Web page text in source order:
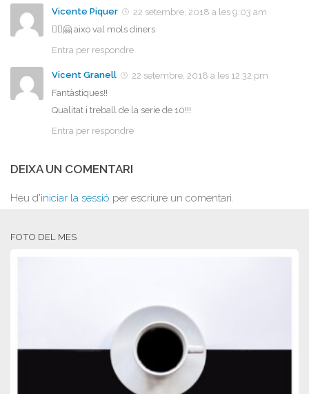
Vicente Piquer
22 setembre, 2018 a les 9:03 am
💁‍♂️🤗 aixo val mols diners
Entra per respondre
Vicent Granell
22 setembre, 2018 a les 12:32 pm
Fantàstiques!!
Qualitat i treball de la serie de 10!!!
Entra per respondre
DEIXA UN COMENTARI
Heu d'iniciar la sessió per escriure un comentari.
FOTO DEL MES